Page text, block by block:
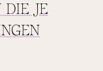
DIE JE